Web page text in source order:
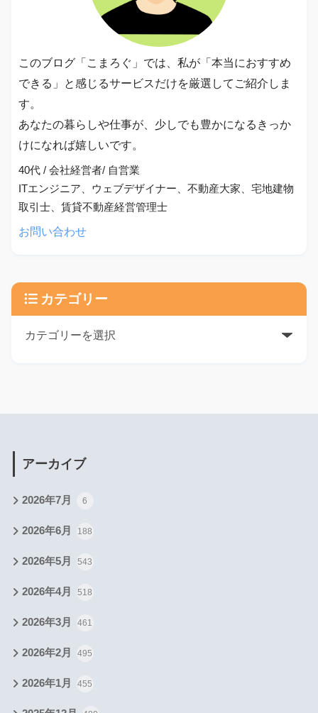
このブログ「こまろぐ」では、私が「本当におすすめ
できる」と感じるサービスだけを厳選してご紹介しま
す。
あなたの暮らしや仕事が、少しでも豊かになるきっか
けになれば嬉しいです。
40代 / 会社経営者/ 自営業
ITエンジニア、ウェブデザイナー、不動産大家、宅地建物
取引士、賃貸不動産経営管理士
お問い合わせ
カテゴリー
アーカイブ
2026年7月 6
2026年6月 188
2026年5月 543
2026年4月 518
2026年3月 461
2026年2月 495
2026年1月 455